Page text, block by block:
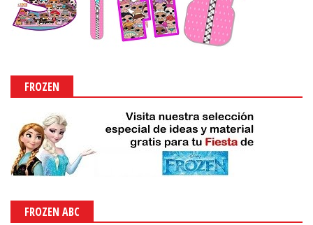
FROZEN
FROZEN ABC